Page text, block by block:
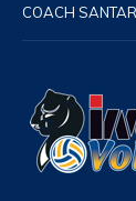
COACH